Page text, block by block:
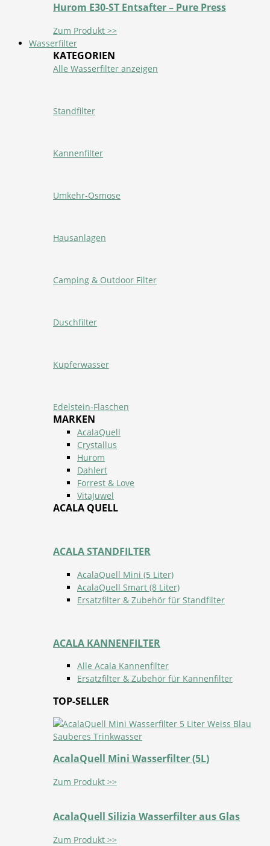
Hurom E30-ST Entsafter – Pure Press
Zum Produkt >>
Wasserfilter
KATEGORIEN
Alle Wasserfilter anzeigen
Standfilter
Kannenfilter
Umkehr-Osmose
Hausanlagen
Camping & Outdoor Filter
Duschfilter
Kupferwasser
Edelstein-Flaschen
MARKEN
AcalaQuell
Crystallus
Hurom
Dahlert
Forrest & Love
VitaJuwel
ACALA QUELL
ACALA STANDFILTER
AcalaQuell Mini (5 Liter)
AcalaQuell Smart (8 Liter)
Ersatzfilter & Zubehör für Standfilter
ACALA KANNENFILTER
Alle Acala Kannenfilter
Ersatzfilter & Zubehör für Kannenfilter
TOP-SELLER
AcalaQuell Mini Wasserfilter (5L)
Zum Produkt >>
AcalaQuell Silizia Wasserfilter aus Glas
Zum Produkt >>